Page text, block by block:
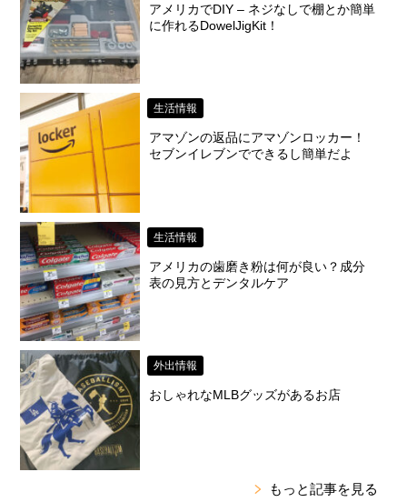
アメリカでDIY – ネジなしで棚とか簡単
に作れるDowelJigKit！
生活情報
アマゾンの返品にアマゾンロッカー！
セブンイレブンでできるし簡単だよ
生活情報
アメリカの歯磨き粉は何が良い？成分
表の見方とデンタルケア
外出情報
おしゃれなMLBグッズがあるお店
もっと記事を見る